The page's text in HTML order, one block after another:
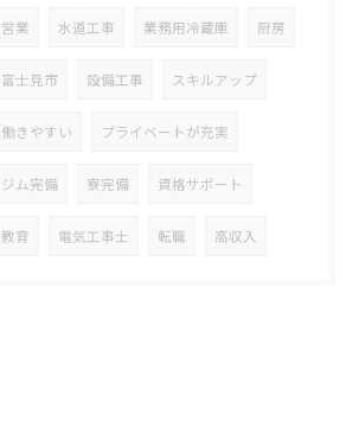
営業 水道工事 業務用冷蔵庫 厨房
富士見市 設備工事 スキルアップ
働きやすい プライベートが充実
ジム完備 寮完備 資格サポート
教育 電気工事士 転職 高収入